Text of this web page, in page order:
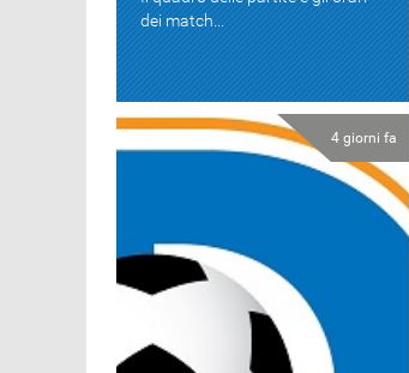
dei match...
4 giorni fa